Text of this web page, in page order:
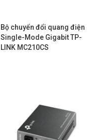
Bộ chuyển đổi quang điện
Single-Mode Gigabit TP-
LINK MC210CS